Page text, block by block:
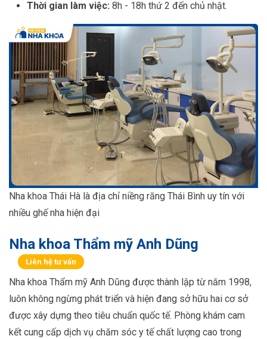
Thời gian làm việc: 8h - 18h thứ 2 đến chủ nhật.
Nha khoa Thái Hà là địa chỉ niềng răng Thái Bình uy tín với
nhiều ghế nha hiện đại
Nha khoa Thẩm mỹ Anh Dũng
Liên hệ tư vấn
Nha khoa Thẩm mỹ Anh Dũng được thành lập từ năm 1998,
luôn không ngừng phát triển và hiện đang sở hữu hai cơ sở
được xây dựng theo tiêu chuẩn quốc tế. Phòng khám cam
kết cung cấp dịch vụ chăm sóc y tế chất lượng cao trong